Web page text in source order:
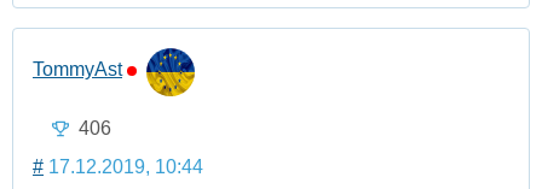
TommyAst
406
# 17.12.2019, 10:44